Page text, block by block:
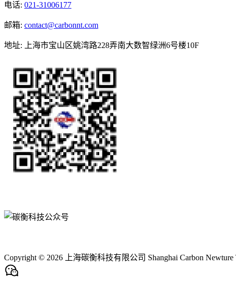
电话: 021-31006177
邮箱: contact@carbonnt.com
地址: 上海市宝山区姚湾路228弄南大数智绿洲6号楼10F
Copyright © 2026 上海碳衡科技有限公司 Shanghai Carbon Newture